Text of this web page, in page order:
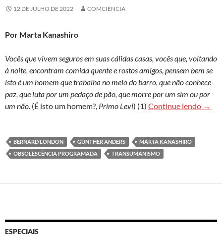
12 DE JULHO DE 2022 COMCIENCIA
Por Marta Kanashiro
Vocês que vivem seguros em suas cálidas casas, vocês que, voltando
à noite, encontram comida quente e rostos amigos, pensem bem se
isto é um homem que trabalha no meio do barro, que não conhece
paz, que luta por um pedaço de pão, que morre por um sim ou por
um não. (É isto um homem?, Primo Levi) (1) Continue lendo →
BERNARD LONDON GÜNTHER ANDERS
MARTA KANASHIRO
OBSOLESCÊNCIA PROGRAMADA
TRANSUMANISMO
ESPECIAIS